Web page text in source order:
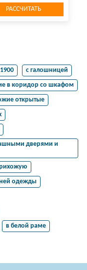
РАССЧИТАТЬ
с галошницей
в коридор со шкафом
открытые
дверями и
одежды
в белой раме